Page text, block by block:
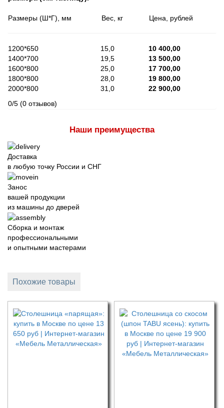
Размеры (Ш*Г), мм Вес, кг Цена, рублей
1200*650 15,0 10 400,00
1400*700 19,5 13 500,00
1600*800 25,0 17 700,00
1800*800 28,0 19 800,00
2000*800 31,0 22 900,00
0/5 (0 отзывов)
Наши преимущества
Доставка
в любую точку России и СНГ
Занос
вашей продукции
из машины до дверей
Сборка и монтаж
профессиональными
и опытными мастерами
Похожие товары